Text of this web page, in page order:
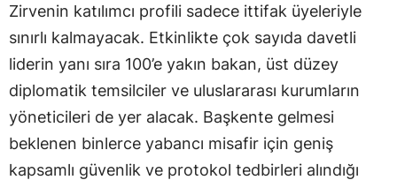
Zirvenin katılımcı profili sadece ittifak üyeleriyle
sınırlı kalmayacak. Etkinlikte çok sayıda davetli
liderin yanı sıra 100’e yakın bakan, üst düzey
diplomatik temsilciler ve uluslararası kurumların
yöneticileri de yer alacak. Başkente gelmesi
beklenen binlerce yabancı misafir için geniş
kapsamlı güvenlik ve protokol tedbirleri alındığı